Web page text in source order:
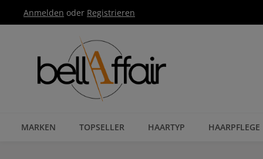
Hauptnavigation springen
Anmelden oder Registrieren
MARKEN TOPSELLER HAARTYP HAARPFLEGE